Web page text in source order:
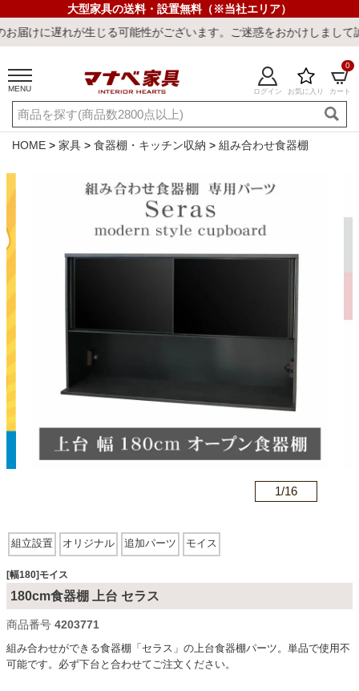
大型家具の送料・設置無料（※当社エリア）
る可能性がございます。ご迷惑をおかけしまして誠に申し訳ござ
MENU ログイン お気に入り カート
0
ご利用ガイド 新規会員登録
店舗一覧 閲覧履歴
キーワード・商品番号で探す
冷感ラグ 冷感寝具 ワークデスク ウィルトンラ
ソファ
ダイニングテーブル・セット
椅子・チェア
HOME 家具 食器棚・キッチン収納 組み合わせ食器棚
1/16
組立設置 オリジナル 追加パーツ モイス
[幅180]モイス
180cm食器棚 上台 セラス
商品番号 4203771
組み合わせができる食器棚「セラス」の上台食器棚パーツ。単品で使用不
可能です。必ず下台と合わせてご注文ください。